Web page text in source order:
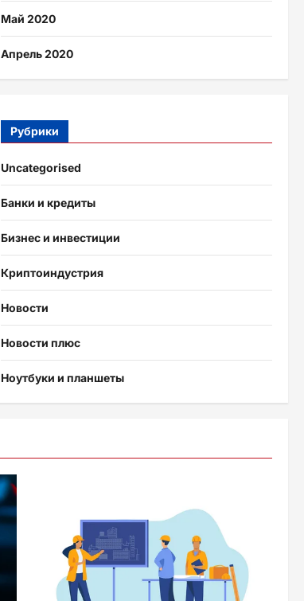
Май 2020
Апрель 2020
Рубрики
Uncategorised
Банки и кредиты
Бизнес и инвестиции
Криптоиндустрия
Новости
Новости плюс
Ноутбуки и планшеты